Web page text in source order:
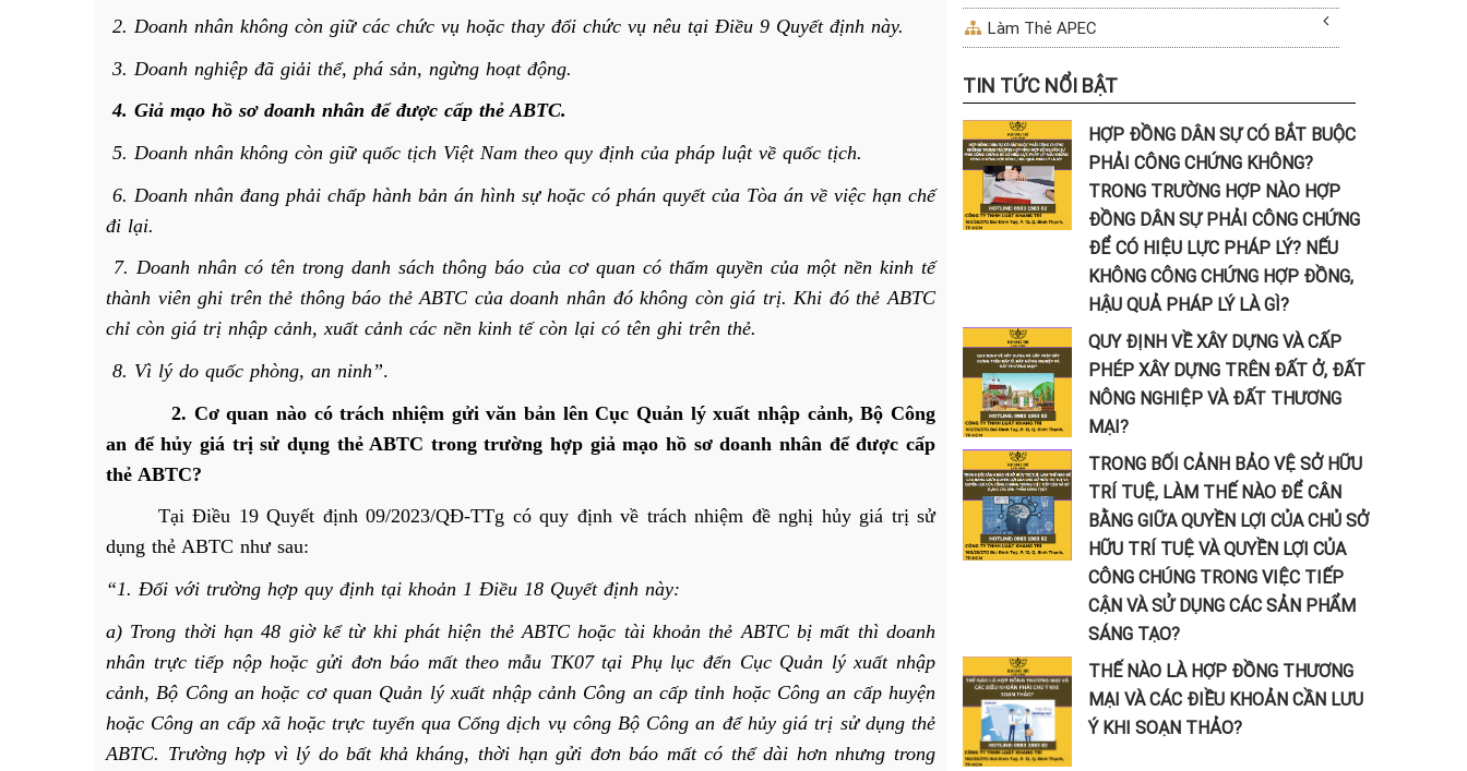
2. Doanh nhân không còn giữ các chức vụ hoặc thay đổi chức vụ nêu tại Điều 9 Quyết định này.
3. Doanh nghiệp đã giải thể, phá sản, ngừng hoạt động.
4. Giả mạo hồ sơ doanh nhân để được cấp thẻ ABTC.
5. Doanh nhân không còn giữ quốc tịch Việt Nam theo quy định của pháp luật về quốc tịch.
6. Doanh nhân đang phải chấp hành bản án hình sự hoặc có phán quyết của Tòa án về việc hạn chế
đi lại.
7. Doanh nhân có tên trong danh sách thông báo của cơ quan có thẩm quyền của một nền kinh tế
thành viên ghi trên thẻ thông báo thẻ ABTC của doanh nhân đó không còn giá trị. Khi đó thẻ ABTC
chỉ còn giá trị nhập cảnh, xuất cảnh các nền kinh tế còn lại có tên ghi trên thẻ.
8. Vì lý do quốc phòng, an ninh”.
2. Cơ quan nào có trách nhiệm gửi văn bản lên Cục Quản lý xuất nhập cảnh, Bộ Công
an để hủy giá trị sử dụng thẻ ABTC trong trường hợp giả mạo hồ sơ doanh nhân để được cấp
thẻ ABTC?
Tại Điều 19 Quyết định 09/2023/QĐ-TTg có quy định về trách nhiệm đề nghị hủy giá trị sử
dụng thẻ ABTC như sau:
“1. Đối với trường hợp quy định tại khoản 1 Điều 18 Quyết định này:
a) Trong thời hạn 48 giờ kể từ khi phát hiện thẻ ABTC hoặc tài khoản thẻ ABTC bị mất thì doanh
nhân trực tiếp nộp hoặc gửi đơn báo mất theo mẫu TK07 tại Phụ lục đến Cục Quản lý xuất nhập
cảnh, Bộ Công an hoặc cơ quan Quản lý xuất nhập cảnh Công an cấp tỉnh hoặc Công an cấp huyện
hoặc Công an cấp xã hoặc trực tuyến qua Cổng dịch vụ công Bộ Công an để hủy giá trị sử dụng thẻ
ABTC. Trường hợp vì lý do bất khả kháng, thời hạn gửi đơn báo mất có thể dài hơn nhưng trong
Làm Thẻ APEC
TIN TỨC NỔI BẬT
HỢP ĐỒNG DÂN SỰ CÓ BẮT BUỘC
PHẢI CÔNG CHỨNG KHÔNG?
TRONG TRƯỜNG HỢP NÀO HỢP
ĐỒNG DÂN SỰ PHẢI CÔNG CHỨNG
ĐỂ CÓ HIỆU LỰC PHÁP LÝ? NẾU
KHÔNG CÔNG CHỨNG HỢP ĐỒNG,
HẬU QUẢ PHÁP LÝ LÀ GÌ?
QUY ĐỊNH VỀ XÂY DỰNG VÀ CẤP
PHÉP XÂY DỰNG TRÊN ĐẤT Ở, ĐẤT
NÔNG NGHIỆP VÀ ĐẤT THƯƠNG
MẠI?
TRONG BỐI CẢNH BẢO VỆ SỞ HỮU
TRÍ TUỆ, LÀM THẾ NÀO ĐỂ CÂN
BẰNG GIỮA QUYỀN LỢI CỦA CHỦ SỞ
HỮU TRÍ TUỆ VÀ QUYỀN LỢI CỦA
CÔNG CHÚNG TRONG VIỆC TIẾP
CẬN VÀ SỬ DỤNG CÁC SẢN PHẨM
SÁNG TẠO?
THẾ NÀO LÀ HỢP ĐỒNG THƯƠNG
MẠI VÀ CÁC ĐIỀU KHOẢN CẦN LƯU
Ý KHI SOẠN THẢO?